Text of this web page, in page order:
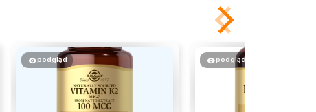
podgląd podgląd